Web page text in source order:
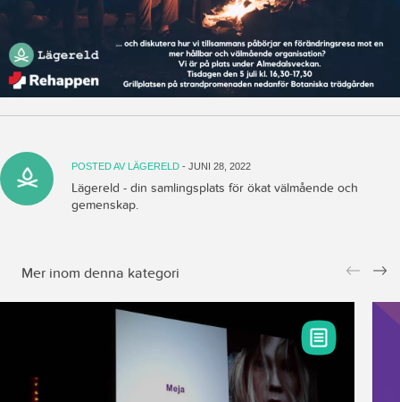
POSTED AV LÄGERELD - JUNI 28, 2022
Lägereld - din samlingsplats för ökat välmående och
gemenskap.
Mer inom denna kategori
Pr
Ne